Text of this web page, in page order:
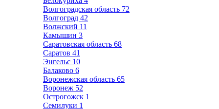
Волгоградская область 72
Волгоград 42
Волжский 11
Камышин 3
Саратовская область 68
Саратов 41
Энгельс 10
Балаково 6
Воронежская область 65
Воронеж 52
Острогожск 1
Семилуки 1